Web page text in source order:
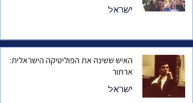
ישראל
האיש ששינה את הפוליטיקה הישראלית:
ארתור
ישראל